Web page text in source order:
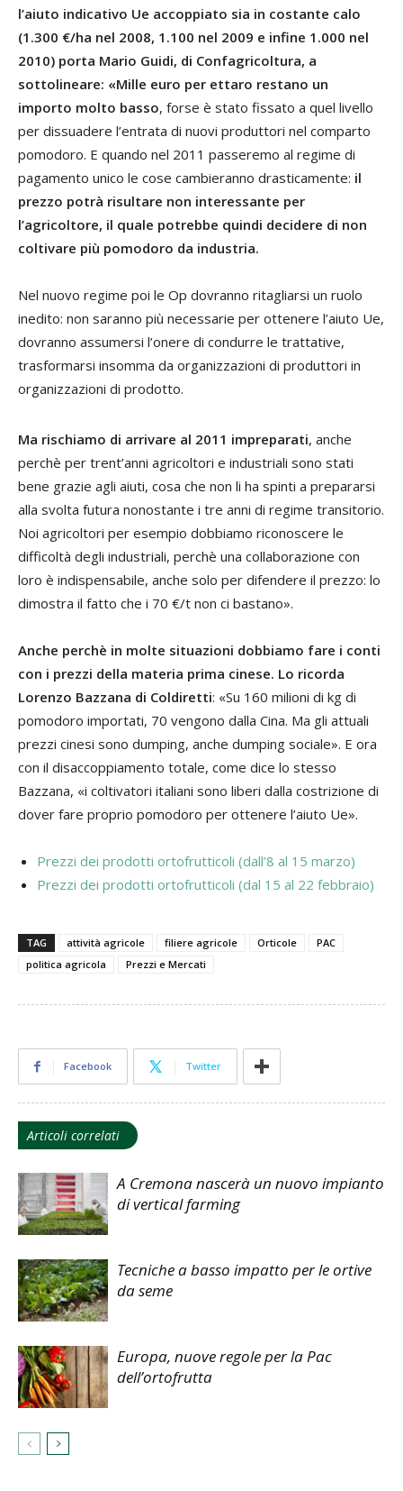
l’aiuto indicativo Ue accoppiato sia in costante calo
(1.300 €/ha nel 2008, 1.100 nel 2009 e infine 1.000 nel
2010) porta Mario Guidi, di Confagricoltura, a
sottolineare: «Mille euro per ettaro restano un
importo molto basso, forse è stato fissato a quel livello
per dissuadere l’entrata di nuovi produttori nel comparto
pomodoro. E quando nel 2011 passeremo al regime di
pagamento unico le cose cambieranno drasticamente: il
prezzo potrà risultare non interessante per
l’agricoltore, il quale potrebbe quindi decidere di non
coltivare più pomodoro da industria.
Nel nuovo regime poi le Op dovranno ritagliarsi un ruolo
inedito: non saranno più necessarie per ottenere l’aiuto Ue,
dovranno assumersi l’onere di condurre le trattative,
trasformarsi insomma da organizzazioni di produttori in
organizzazioni di prodotto.
Ma rischiamo di arrivare al 2011 impreparati, anche
perchè per trent’anni agricoltori e industriali sono stati
bene grazie agli aiuti, cosa che non li ha spinti a prepararsi
alla svolta futura nonostante i tre anni di regime transitorio.
Noi agricoltori per esempio dobbiamo riconoscere le
difficoltà degli industriali, perchè una collaborazione con
loro è indispensabile, anche solo per difendere il prezzo: lo
dimostra il fatto che i 70 €/t non ci bastano».
Anche perchè in molte situazioni dobbiamo fare i conti
con i prezzi della materia prima cinese. Lo ricorda
Lorenzo Bazzana di Coldiretti: «Su 160 milioni di kg di
pomodoro importati, 70 vengono dalla Cina. Ma gli attuali
prezzi cinesi sono dumping, anche dumping sociale». E ora
con il disaccoppiamento totale, come dice lo stesso
Bazzana, «i coltivatori italiani sono liberi dalla costrizione di
dover fare proprio pomodoro per ottenere l’aiuto Ue».
Prezzi dei prodotti ortofrutticoli (dall’8 al 15 marzo)
Prezzi dei prodotti ortofrutticoli (dal 15 al 22 febbraio)
TAG attività agricole filiere agricole Orticole
PAC
politica agricola
Prezzi e Mercati
Facebook Twitter
Articoli correlati
A Cremona nascerà un nuovo impianto
di vertical farming
Tecniche a basso impatto per le ortive
da seme
Europa, nuove regole per la Pac
dell’ortofrutta